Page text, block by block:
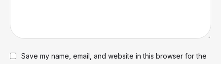
Save my name, email, and website in this browser for the